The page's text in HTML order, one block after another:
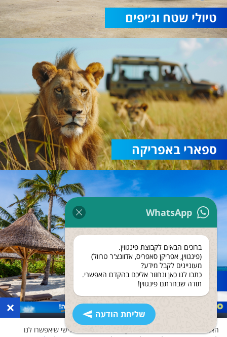
WhatsApp
ברוכים הבאים לקבוצת פינגווין.
(פינגווין, אפריקן סאפריס, אדוונצ'ר טרוול)
מעוניינים לקבל מידע?
כתבו לנו כאן ונחזור אליכם בהקדם האפשרי.
תודה שבחרתם פינגווין!
שליחת הודעה
טיולי שטח וג׳יפים
ספארי באפריקה
נופש בזנזיבר
×
האתר שלנו משתמש בעוגיות ואוסף נתונים גם לצד שלישי שיאפשרו לנו